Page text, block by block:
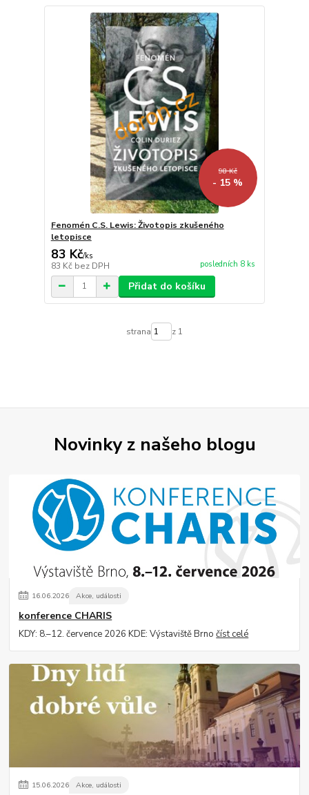
98 Kč
- 15 %
Fenomén C.S. Lewis: Životopis zkušeného
letopisce
83 Kč/ks
83 Kč bez DPH posledních 8 ks
Přidat do košíku
strana z 1
Novinky z našeho blogu
16.06.2026 Akce, události
konference CHARIS
KDY: 8.–12. července 2026 KDE: Výstaviště Brnočíst celé
15.06.2026 Akce, události